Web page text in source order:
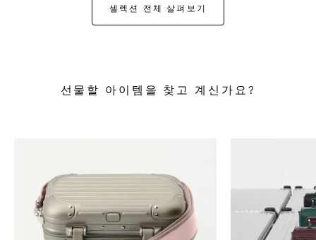
셀렉션 전체 살펴보기
선물할 아이템을 찾고 계신가요?